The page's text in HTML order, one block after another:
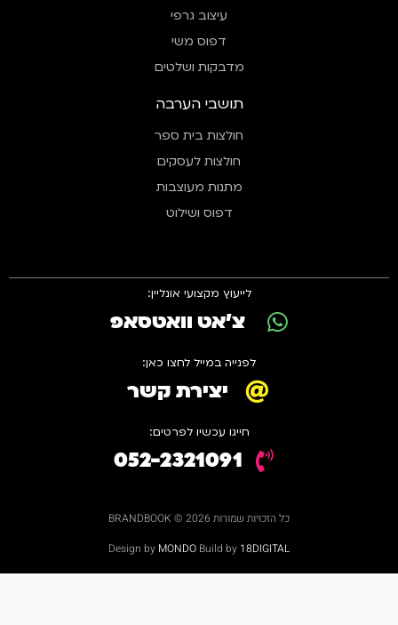
עיצוב גרפי
דפוס משי
מדבקות ושלטים
תושבי הערבה
חולצות בית ספר
חולצות לעסקים
מתנות מעוצבות
דפוס ושילוט
לייעוץ מקצועי אונליין:
צ'אט וואטסאפ
לפנייה במייל לחצו כאן:
יצירת קשר
חייגו עכשיו לפרטים:
052-2321091
כל הזכויות שמורות 2026 © BRANDBOOK
Design by MONDO Build by 18DIGITAL